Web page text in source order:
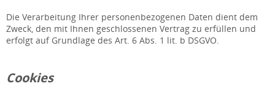
Die Verarbeitung Ihrer personenbezogenen Daten dient dem
Zweck, den mit Ihnen geschlossenen Vertrag zu erfüllen und
erfolgt auf Grundlage des Art. 6 Abs. 1 lit. b DSGVO.
Cookies